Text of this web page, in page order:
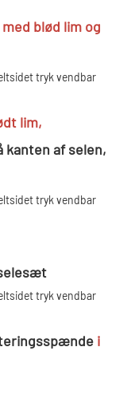
blød lim og
lim,
kanten af ​​selen,
i